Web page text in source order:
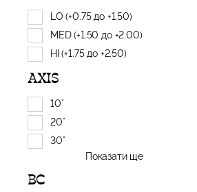
LO (+0.75 до +1.50)
MED (+1.50 до +2.00)
HI (+1.75 до +2.50)
AXIS
10°
20°
30°
Показати ще
BC